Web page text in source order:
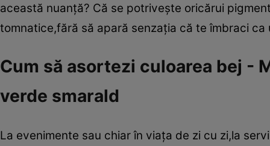
această nuanţă? Că se potriveşte oricărui
tomnatice,fără să apară senzaţia că te îmbraci
Cum să asortezi culoarea bej -
verde smarald
La evenimente sau chiar în viaţa de zi cu zi,la